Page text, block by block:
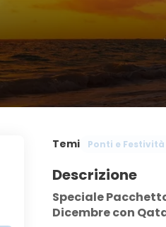
Temi Ponti e Festività
Descrizione
Speciale
Dicembre con